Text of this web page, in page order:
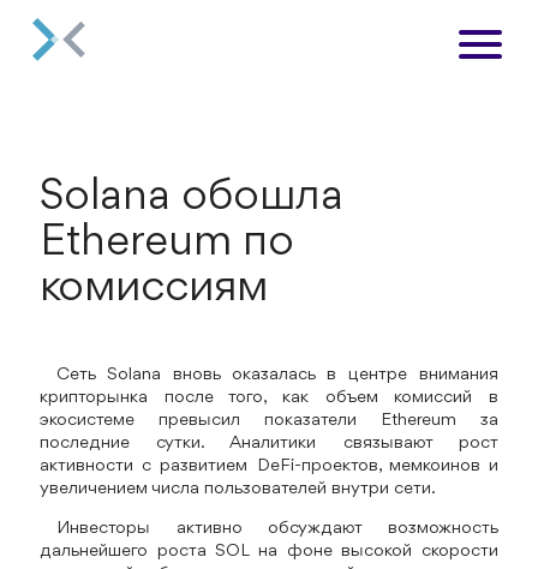
Solana обошла
Ethereum по
комиссиям
Сеть Solana вновь оказалась в центре внимания
крипторынка после того, как объем комиссий в
экосистеме превысил показатели Ethereum за
последние сутки. Аналитики связывают рост
активности с развитием DeFi-проектов, мемкоинов и
увеличением числа пользователей внутри сети.
Инвесторы активно обсуждают возможность
дальнейшего роста SOL на фоне высокой скорости